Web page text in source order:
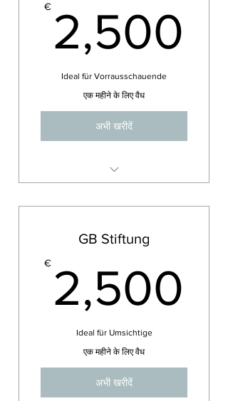
€ 2,500
Ideal für Vorrausschauende
एक महीने के लिए वैध
अभी खरीदें
Zweckoptimierung,
GB Stiftung
€ 2,500
Ideal für Umsichtige
एक महीने के लिए वैध
अभी खरीदें